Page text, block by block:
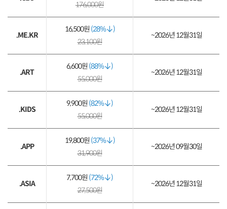
176,000원
.ME.KR
16,500원 (28%
)
23,100원
~2026년 12월31일
.ART
6,600원 (88%
)
55,000원
~2026년 12월31일
.KIDS
9,900원 (82%
)
55,000원
~2026년 12월31일
.APP
19,800원 (37%
)
31,900원
~2026년 09월30일
.ASIA
7,700원 (72%
)
27,500원
~2026년 12월31일